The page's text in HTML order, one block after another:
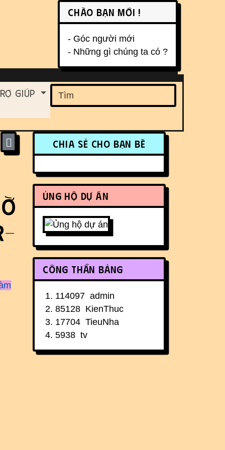
Chào bạn mới !
- Góc người mới
- Những gì chúng ta có ?
Giúp
More content and
Chia sẻ cho bạn bè
Ủng hộ dự án
Công thần bảng
114097 admin
85128 KienThuc
17704 TieuNha
5938 tv